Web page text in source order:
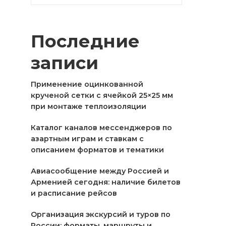
Последние
записи
Применение оцинкованной
крученой сетки с ячейкой 25×25 мм
при монтаже теплоизоляции
Каталог каналов мессенджеров по
азартным играм и ставкам с
описанием форматов и тематики
Авиасообщение между Россией и
Арменией сегодня: наличие билетов
и расписание рейсов
Организация экскурсий и туров по